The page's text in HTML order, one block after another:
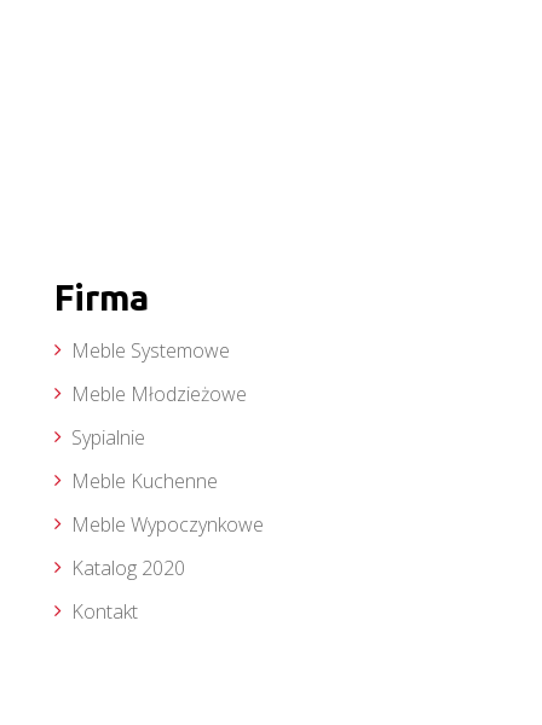
Firma
Meble Systemowe
Meble Młodzieżowe
Sypialnie
Meble Kuchenne
Meble Wypoczynkowe
Katalog 2020
Kontakt